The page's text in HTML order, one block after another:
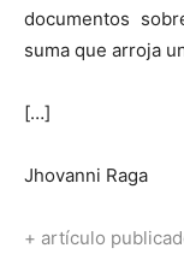
documentos
suma que arroja
[…]
Jhovanni Raga
+ artículo